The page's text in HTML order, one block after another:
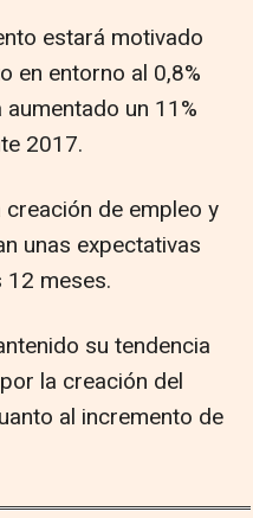
estará motivado
en entorno al 0,8%
un 11%
2017.
de empleo y
unas expectativas
meses.
su tendencia
la creación del
al incremento de